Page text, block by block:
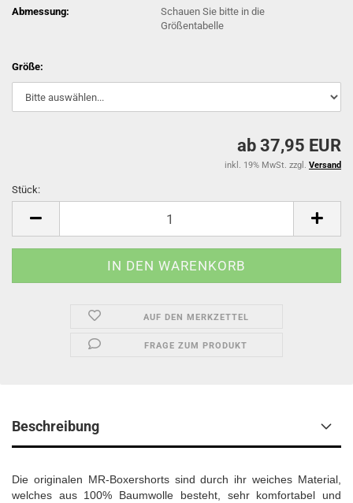
Abmessung:
Schauen Sie bitte in die
Größentabelle
Größe:
ab 37,95 EUR
inkl. 19% MwSt. zzgl. Versand
Stück:
AUF DEN MERKZETTEL
FRAGE ZUM PRODUKT
Beschreibung
Die originalen MR-Boxershorts sind durch ihr weiches Material,
welches aus 100% Baumwolle besteht, sehr komfortabel und